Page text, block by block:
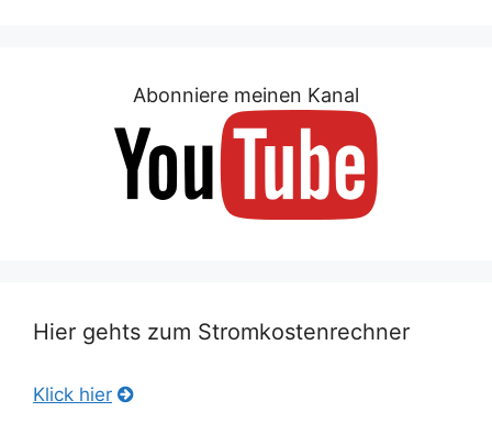
Abonniere meinen Kanal
Hier gehts zum Stromkostenrechner
Klick hier